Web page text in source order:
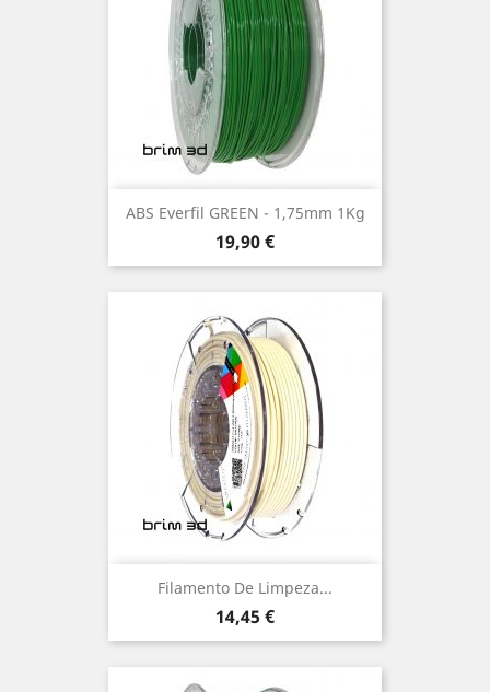
ABS Everfil GREEN - 1,75mm 1Kg
Preço
19,90 €
Filamento De Limpeza...
Preço
14,45 €